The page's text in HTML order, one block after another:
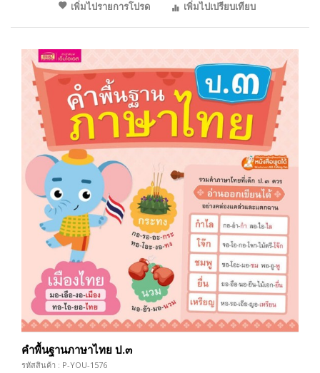
เพิ่มไปรายการโปรด
เพิ่มไปเปรียบเทียบ
คำพื้นฐานภาษาไทย ป.๓
รหัสสินค้า : P-YOU-1576